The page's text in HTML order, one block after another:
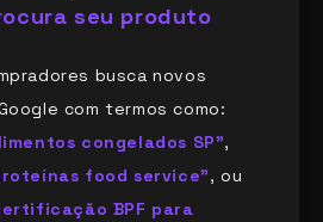
seu produto
busca novos
com termos como:
congelados SP”,
food service”, ou
BPF para